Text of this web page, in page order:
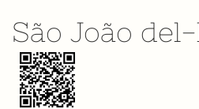
São João del-